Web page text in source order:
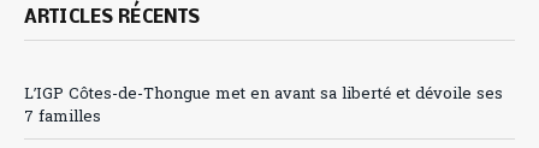
ARTICLES RÉCENTS
L’IGP Côtes-de-Thongue met en avant sa liberté et dévoile ses
7 familles